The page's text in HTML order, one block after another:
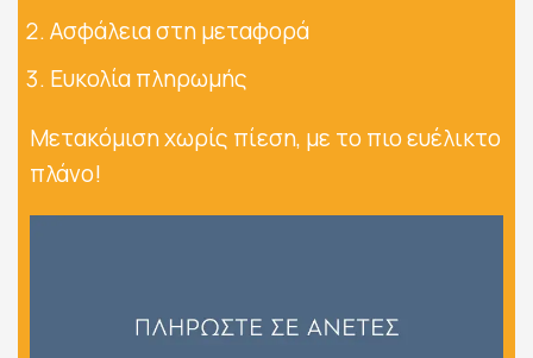
Ασφάλεια στη μεταφορά
Ευκολία πληρωμής
Μετακόμιση χωρίς πίεση, με το πιο ευέλικτο
πλάνο!